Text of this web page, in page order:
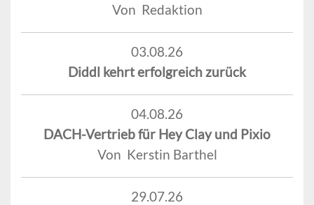
Von Redaktion
03.08.26
Diddl kehrt erfolgreich zurück
04.08.26
DACH-Vertrieb für Hey Clay und Pixio
Von Kerstin Barthel
29.07.26